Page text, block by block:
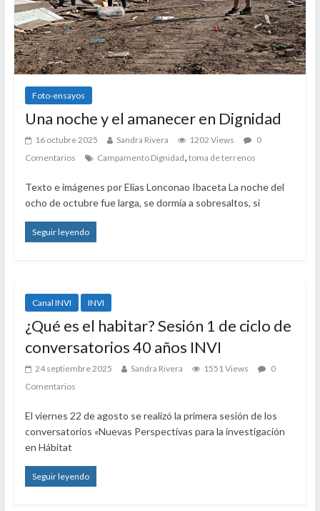
Foto-ensayos
Una noche y el amanecer en Dignidad
16 octubre 2025 Sandra Rivera 1202 Views
0
Comentarios
Campamento Dignidad, toma de terrenos
Texto e imágenes por Elías Lonconao Ibaceta La noche del
ocho de octubre fue larga, se dormía a sobresaltos, si
Seguir leyendo
Canal INVI INVI
¿Qué es el habitar? Sesión 1 de ciclo de
conversatorios 40 años INVI
24 septiembre 2025 Sandra Rivera 1551 Views
0
Comentarios
El viernes 22 de agosto se realizó la primera sesión de los
conversatorios «Nuevas Perspectivas para la investigación
en Hábitat
Seguir leyendo